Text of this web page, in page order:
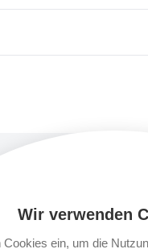
Wir verwenden
Cookies ein, um die